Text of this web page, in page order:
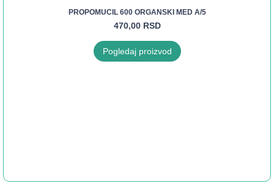
PROPOMUCIL 600 ORGANSKI MED A/5
470,00 RSD
Pogledaj proizvod